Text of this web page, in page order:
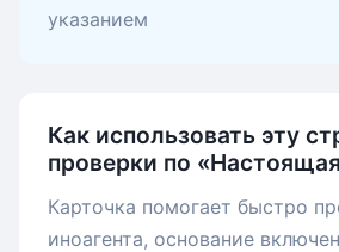
указанием
Как использовать эту
проверки по
Карточка помогает быстро
иноагента, основание